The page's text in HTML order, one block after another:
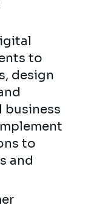
to
design
business
to
and